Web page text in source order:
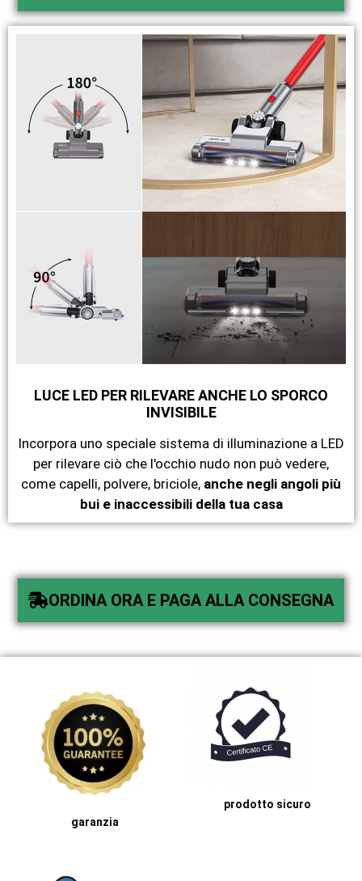
LUCE LED PER RILEVARE ANCHE LO SPORCO
INVISIBILE
Incorpora uno speciale sistema di illuminazione a LED
per rilevare ciò che l'occhio nudo non può vedere,
come capelli, polvere, briciole, anche negli angoli più
bui e inaccessibili della tua casa
ORDINA ORA E PAGA ALLA CONSEGNA
garanzia
prodotto sicuro